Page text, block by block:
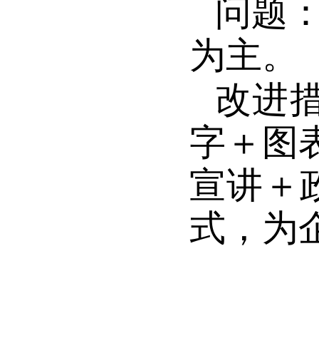
问题
为主。
改进
字＋图
宣讲＋
式，为